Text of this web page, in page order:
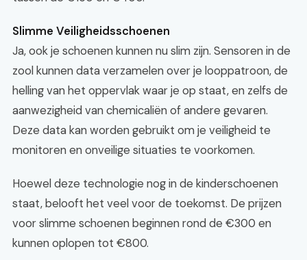
Slimme Veiligheidsschoenen
Ja, ook je schoenen kunnen nu slim zijn. Sensoren in de
zool kunnen data verzamelen over je looppatroon, de
helling van het oppervlak waar je op staat, en zelfs de
aanwezigheid van chemicaliën of andere gevaren.
Deze data kan worden gebruikt om je veiligheid te
monitoren en onveilige situaties te voorkomen.
Hoewel deze technologie nog in de kinderschoenen
staat, belooft het veel voor de toekomst. De prijzen
voor slimme schoenen beginnen rond de €300 en
kunnen oplopen tot €800.